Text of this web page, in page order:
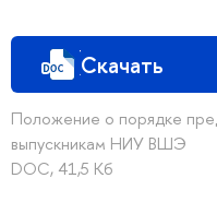
Скачать
Положение о порядке
выпускникам НИУ ВШЭ
DOC, 41,5 Кб